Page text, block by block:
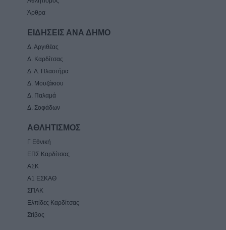
Άρθρα
ΕΙΔΗΣΕΙΣ ΑΝΑ ΔΗΜΟ
Δ. Αργιθέας
Δ. Καρδίτσας
Δ. Λ. Πλαστήρα
Δ. Μουζάκιου
Δ. Παλαμά
Δ. Σοφάδων
ΑΘΛΗΤΙΣΜΟΣ
Γ Εθνική
ΕΠΣ Καρδίτσας
ΑΣΚ
Α1 ΕΣΚΑΘ
ΣΠΑΚ
Ελπίδες Καρδίτσας
Στίβος